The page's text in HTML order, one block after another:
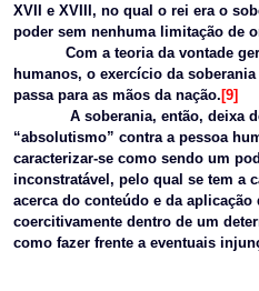
XVII e XVIII, no qual o rei era o
poder sem nenhuma limitação de
Com a teoria da vontade
humanos, o exercício da
passa para as mãos da nação. [9]
A soberania, então, deixa
“absolutismo” contra a pessoa
caracterizar-se como sendo um
inconstratável, pelo qual se tem a
acerca do conteúdo e da
coercitivamente dentro de um
como fazer frente a eventuais